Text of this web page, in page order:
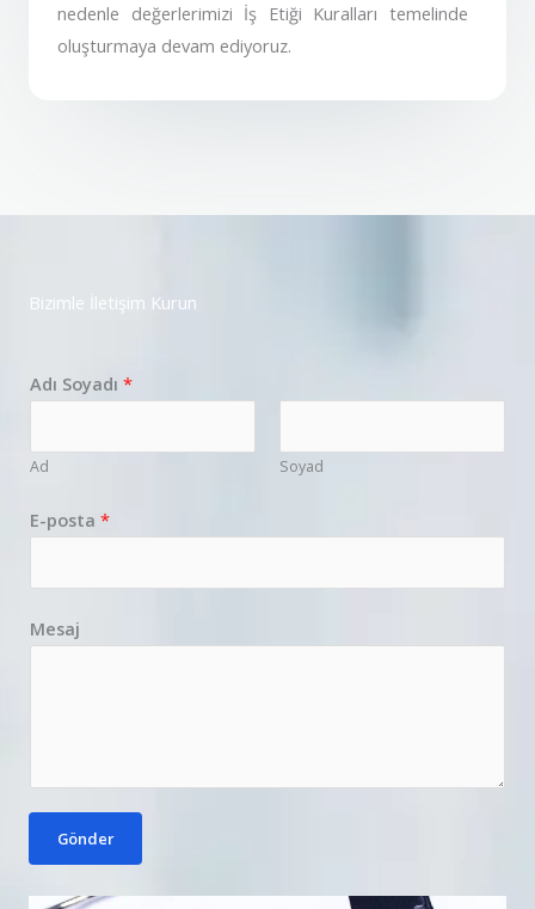
nedenle değerlerimizi İş Etiği Kuralları temelinde
oluşturmaya devam ediyoruz.
Bizimle İletişim Kurun
Adı Soyadı *
Ad Soyad
E-posta *
Mesaj
Gönder